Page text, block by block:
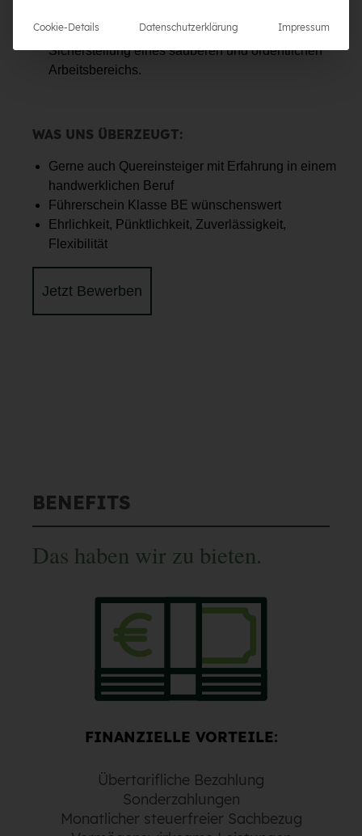
Allgemeine Zuarbeiten für Fachkräfte und
Sicherstellung eines sauberen und ordentlichen
Arbeitsbereichs.
WAS UNS ÜBERZEUGT:
Gerne auch Quereinsteiger mit Erfahrung in einem
handwerklichen Beruf
Führerschein Klasse BE wünschenswert
Ehrlichkeit, Pünktlichkeit, Zuverlässigkeit,
Flexibilität
Jetzt Bewerben
BENEFITS
Das haben wir zu bieten.
FINANZIELLE VORTEILE:
Übertarifliche Bezahlung
Sonderzahlungen
Monatlicher steuerfreier Sachbezug
Cookie-Details Datenschutzerklärung Impressum